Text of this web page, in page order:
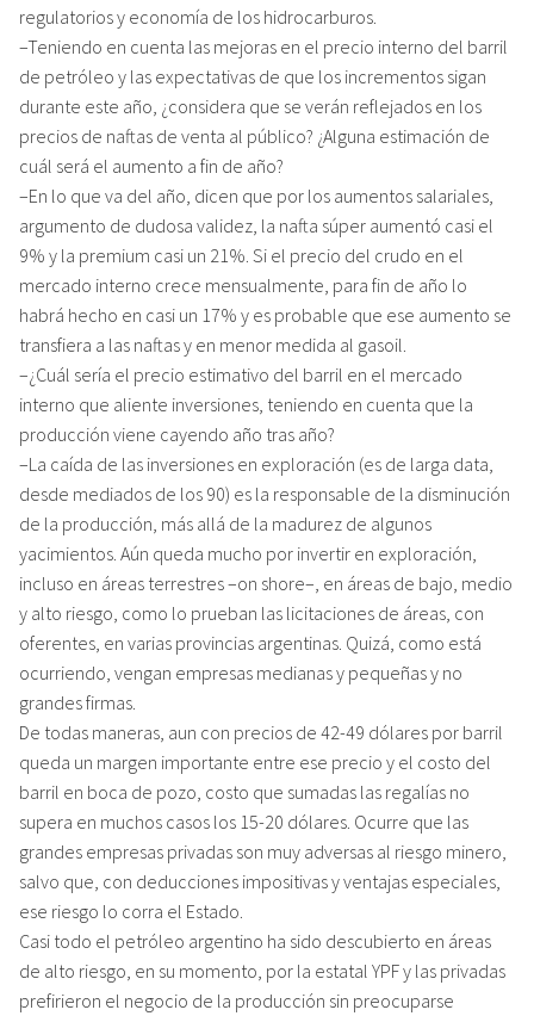
regulatorios y economía de los hidrocarburos.
–Teniendo en cuenta las mejoras en el precio interno del barril
de petróleo y las expectativas de que los incrementos sigan
durante este año, ¿considera que se verán reflejados en los
precios de naftas de venta al público? ¿Alguna estimación de
cuál será el aumento a fin de año?
–En lo que va del año, dicen que por los aumentos salariales,
argumento de dudosa validez, la nafta súper aumentó casi el
9% y la premium casi un 21%. Si el precio del crudo en el
mercado interno crece mensualmente, para fin de año lo
habrá hecho en casi un 17% y es probable que ese aumento se
transfiera a las naftas y en menor medida al gasoil.
–¿Cuál sería el precio estimativo del barril en el mercado
interno que aliente inversiones, teniendo en cuenta que la
producción viene cayendo año tras año?
–La caída de las inversiones en exploración (es de larga data,
desde mediados de los 90) es la responsable de la disminución
de la producción, más allá de la madurez de algunos
yacimientos. Aún queda mucho por invertir en exploración,
incluso en áreas terrestres –on shore–, en áreas de bajo, medio
y alto riesgo, como lo prueban las licitaciones de áreas, con
oferentes, en varias provincias argentinas. Quizá, como está
ocurriendo, vengan empresas medianas y pequeñas y no
grandes firmas.
De todas maneras, aun con precios de 42-49 dólares por barril
queda un margen importante entre ese precio y el costo del
barril en boca de pozo, costo que sumadas las regalías no
supera en muchos casos los 15-20 dólares. Ocurre que las
grandes empresas privadas son muy adversas al riesgo minero,
salvo que, con deducciones impositivas y ventajas especiales,
ese riesgo lo corra el Estado.
Casi todo el petróleo argentino ha sido descubierto en áreas
de alto riesgo, en su momento, por la estatal YPF y las privadas
prefirieron el negocio de la producción sin preocuparse